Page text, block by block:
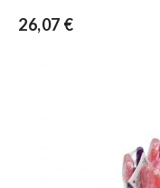
26,07 €